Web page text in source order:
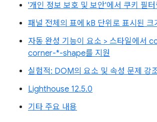
'개인 정보 보호 및 보안'에서 쿠키 필터
패널 전체의 표에 kB 단위로 표시된 크
자동 완성 기능이 요소 > 스타일에서
corner-*-shape를 지원
실험적: DOM의 요소 및 속성 문제 강
Lighthouse 12.5.0
기타 주요 내용